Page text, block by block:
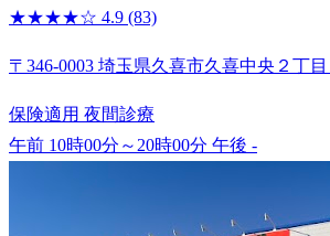
★★★★☆ 4.9 (83)
〒346-0003 埼玉県久喜市久喜中央２丁
保険適用 夜間診療
午前 10時00分～20時00分 午後 -